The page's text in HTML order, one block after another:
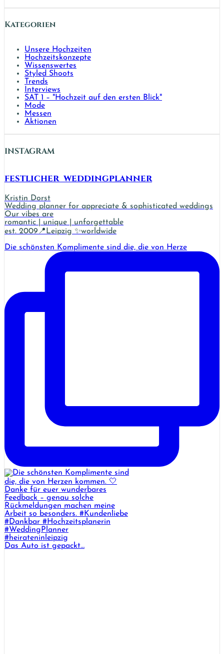
Kategorien
Unsere Hochzeiten
Hochzeitskonzepte
Wissenswertes
Styled Shoots
Trends
Interviews
SAT 1 – "Hochzeit auf den ersten Blick"
Mode
Messen
Aktionen
INSTAGRAM
festlicher_weddingplanner
Kristin Dorst
Wedding planner for appreciate & sophisticated weddings
Our vibes are
romantic | unique | unforgettable
est. 2009📍Leipzig ✨worldwide
Die schönsten Komplimente sind die, die von Herze
Das Auto ist gepackt…